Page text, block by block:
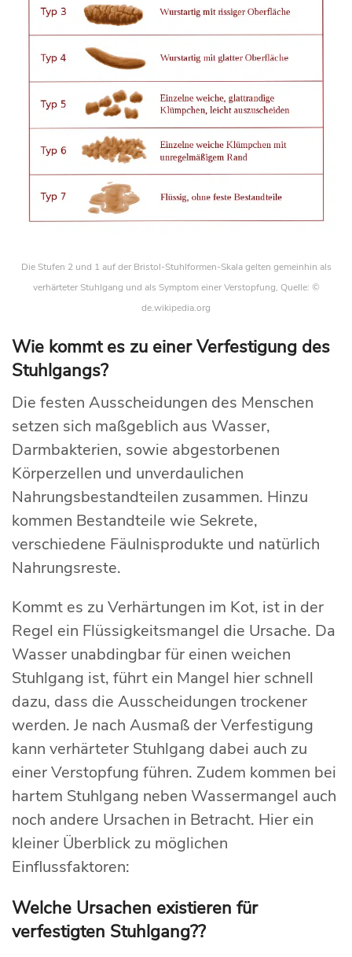
Die Stufen 2 und 1 auf der Bristol-Stuhlformen-Skala gelten gemeinhin als
verhärteter Stuhlgang und als Symptom einer Verstopfung, Quelle: ©
de.wikipedia.org
Wie kommt es zu einer Verfestigung des
Stuhlgangs?
Die festen Ausscheidungen des Menschen
setzen sich maßgeblich aus Wasser,
Darmbakterien, sowie abgestorbenen
Körperzellen und unverdaulichen
Nahrungsbestandteilen zusammen. Hinzu
kommen Bestandteile wie Sekrete,
verschiedene Fäulnisprodukte und natürlich
Nahrungsreste.
Kommt es zu Verhärtungen im Kot, ist in der
Regel ein Flüssigkeitsmangel die Ursache. Da
Wasser unabdingbar für einen weichen
Stuhlgang ist, führt ein Mangel hier schnell
dazu, dass die Ausscheidungen trockener
werden. Je nach Ausmaß der Verfestigung
kann verhärteter Stuhlgang dabei auch zu
einer Verstopfung führen. Zudem kommen bei
hartem Stuhlgang neben Wassermangel auch
noch andere Ursachen in Betracht. Hier ein
kleiner Überblick zu möglichen
Einflussfaktoren:
Welche Ursachen existieren für
verfestigten Stuhlgang??